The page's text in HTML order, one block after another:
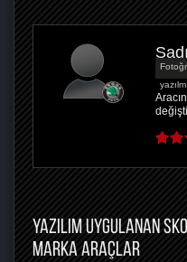
YAZILIM UYGULANAN
MARKA ARAÇLAR